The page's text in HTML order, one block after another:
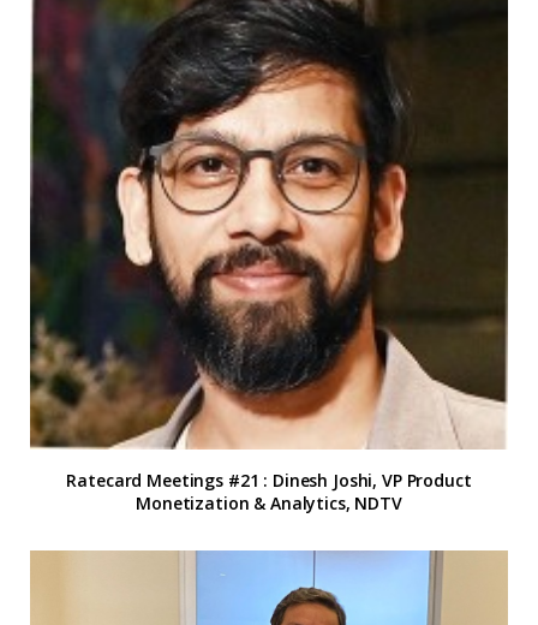
Ratecard Meetings #21 : Dinesh Joshi, VP Product
Monetization & Analytics, NDTV